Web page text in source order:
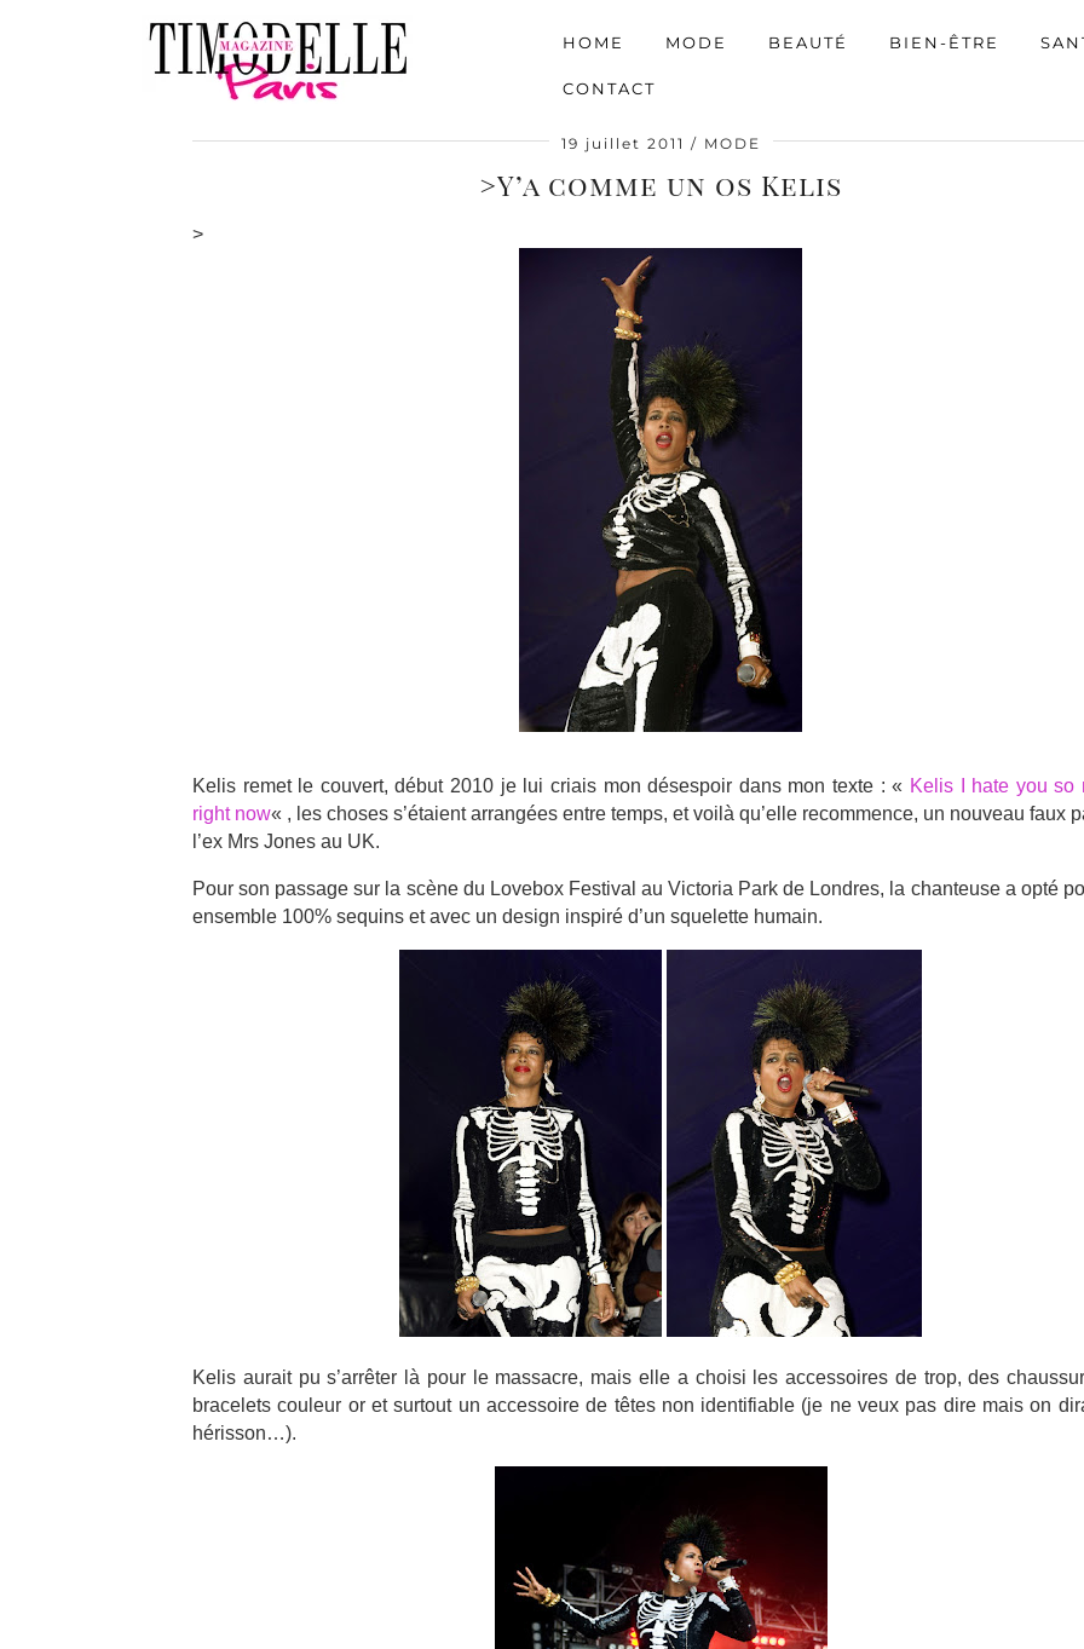
HOME MODE BEAUTÉ BIEN-ÊTRE
CONTACT
19 juillet 2011 MODE
>Y’a comme un os Kelis
>
Kelis remet le couvert, début 2010 je lui criais mon désespoir dans mon texte : « Kelis I hate you so
right now« , les choses s’étaient arrangées entre temps, et voilà qu’elle recommence, un nouveau faux
l’ex Mrs Jones au UK.
Pour son passage sur la scène du Lovebox Festival au Victoria Park de Londres, la chanteuse a opté
ensemble 100% sequins et avec un design inspiré d’un squelette humain.
Kelis aurait pu s’arrêter là pour le massacre, mais elle a choisi les accessoires de trop, des
bracelets couleur or et surtout un accessoire de têtes non identifiable (je ne veux pas dire mais on
hérisson…).